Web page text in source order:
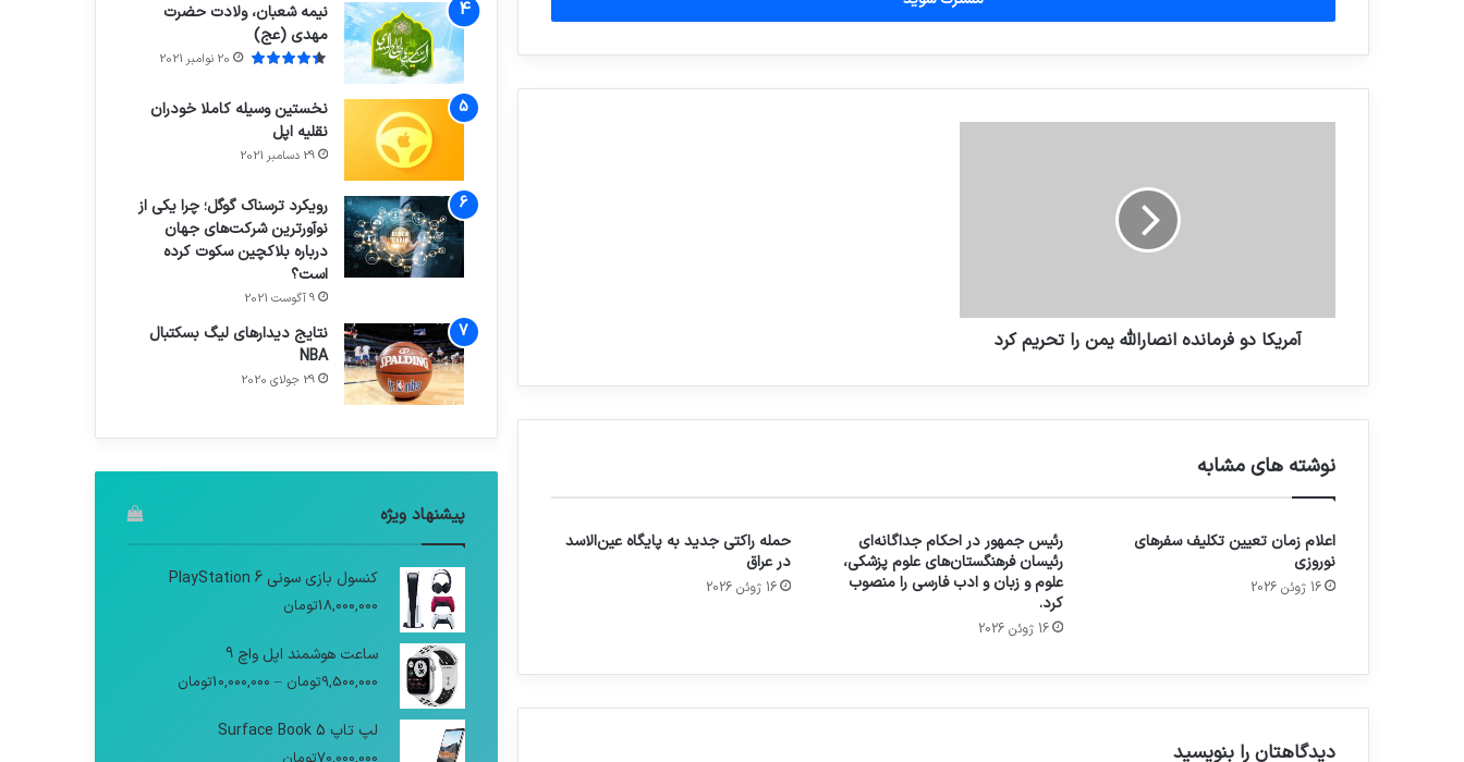
گروه‌بندی لیگ جهانی والیبال ۲۰۱۸ اعلام شد
وارد
آمریکا دو فرمانده انصارالله یمن را تحریم کرد
نوشته های مشابه
اعلام زمان تعیین تکلیف سفرهای
نوروزی
16 ژوئن 2026
رئیس جمهور در احکام جداگانه‌ای
رئیسان فرهنگستان‌های علوم پزشکی،
علوم و زبان و ادب فارسی را منصوب
کرد.
16 ژوئن 2026
حمله راکتی جدید به پایگاه عین‌الاسد
در عراق
16 ژوئن 2026
دیدگاهتان را بنویسید
نیمه شعبان، ولادت حضرت
مهدی (عج)
20 نوامبر 2021
نخستین وسیله کاملا خودران
نقلیه اپل
29 دسامبر 2021
رویکرد ترسناک گوگل؛ چرا یکی از
نوآورترین شرکت‌های جهان
درباره بلاکچین سکوت کرده
است؟
9 آگوست 2021
نتایج دیدار‌های لیگ بسکتبال
NBA
29 جولای 2020
پیشنهاد ویژه
کنسول بازی سونی PlayStation 6
18,000,000تومان
ساعت هوشمند اپل واچ 9
9,500,000تومان –
10,000,000تومان
لپ تاپ Surface Book 5